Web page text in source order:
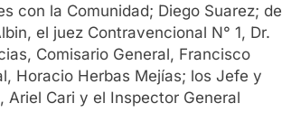
con la Comunidad; Diego Suarez; de
el juez Contravencional N° 1, Dr.
Comisario General, Francisco
Horacio Herbas Mejías; los Jefe y
Cari y el Inspector General